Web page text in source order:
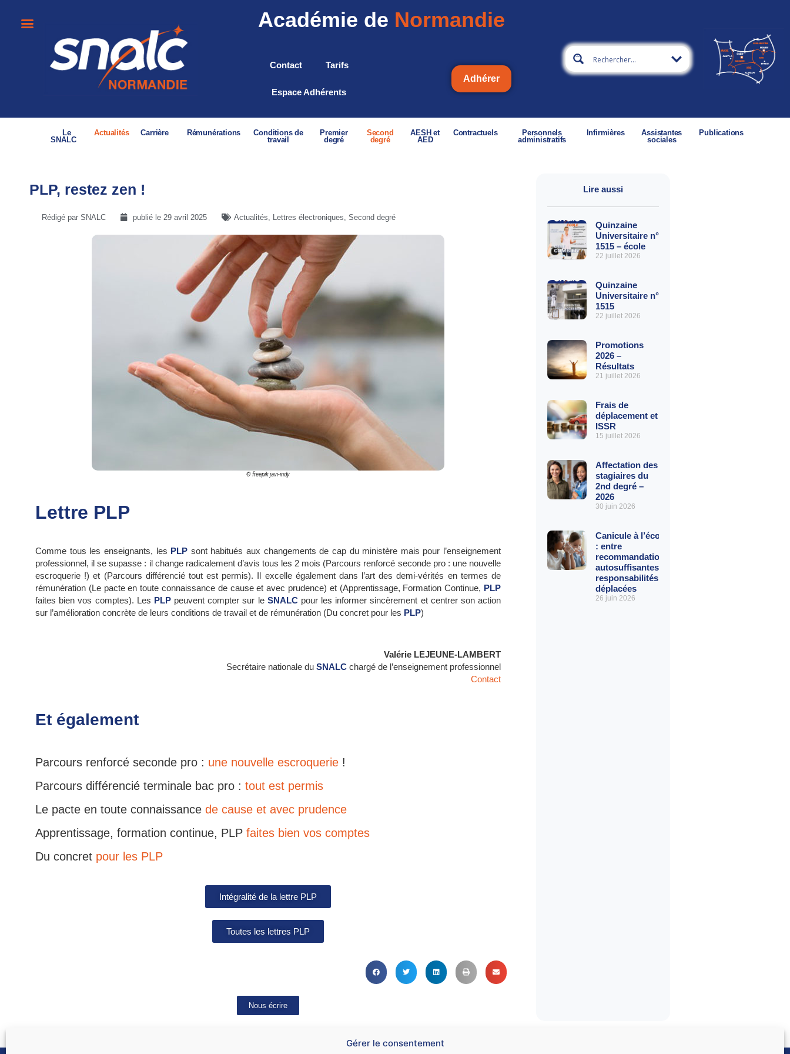
Gérer le consentement
Académie de Normandie
Contact Tarifs
Espace Adhérents
Adhérer
Le
SNALC
Actualités Carrière Rémunérations
Conditions de
travail
Premier
degré
Second
degré
AESH et
AED
Contractuels
Personnels
administratifs
Infirmières
Assistantes
sociales
Publications
PLP, restez zen !
Rédigé par SNALC publié le 29 avril 2025 Actualités, Lettres électroniques, Second degré
© freepik javi-indy
Lettre PLP
Comme tous les enseignants, les PLP sont habitués aux changements de cap du ministère mais pour l’enseignement
professionnel, il se supasse : il change radicalement d’avis tous les 2 mois (Parcours renforcé seconde pro : une nouvelle
escroquerie !) et (Parcours différencié tout est permis). Il excelle également dans l’art des demi-vérités en termes de
rémunération (Le pacte en toute connaissance de cause et avec prudence) et (Apprentissage, Formation Continue, PLP
faites bien vos comptes). Les PLP peuvent compter sur le SNALCpour les informer sincèrement et centrer son action
sur l’amélioration concrète de leurs conditions de travail et de rémunération (Du concret pour les PLP)
Valérie LEJEUNE-LAMBERT
Secrétaire nationale du SNALC chargé de l’enseignement professionnel
Contact
Et également
Parcours renforcé seconde pro : une nouvelle escroquerie !
Parcours différencié terminale bac pro : tout est permis
Le pacte en toute connaissance de cause et avec prudence
Apprentissage, formation continue, PLP faites bien vos comptes
Du concret pour les PLP
Intégralité de la lettre PLP
Toutes les lettres PLP
Nous écrire
Lire aussi
Quinzaine
Universitaire n°
1515 – école
22 juillet 2026
Quinzaine
Universitaire n°
1515
22 juillet 2026
Promotions
2026 –
Résultats
21 juillet 2026
Frais de
déplacement et
ISSR
15 juillet 2026
Affectation des
stagiaires du
2nd degré –
2026
30 juin 2026
Canicule à l’école
: entre
recommandations
autosuffisantes et
responsabilités
déplacées
26 juin 2026